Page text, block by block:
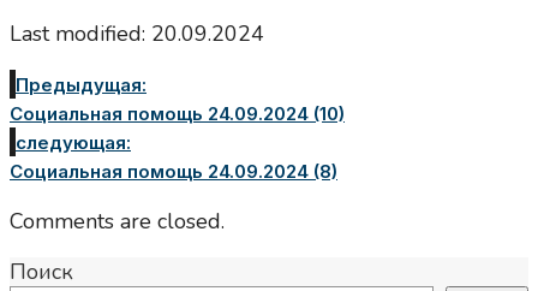
Last modified: 20.09.2024
Предыдущая:
Социальная помощь 24.09.2024 (10)
следующая:
Социальная помощь 24.09.2024 (8)
Comments are closed.
Поиск